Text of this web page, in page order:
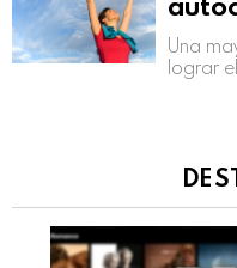
Una
lograr